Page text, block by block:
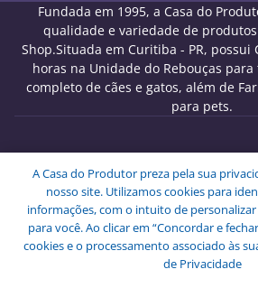
Fundada em 1995, a Casa do
qualidade e variedade de
Shop.Situada em Curitiba - PR, possui
horas na Unidade do Rebouças
completo de cães e gatos, além de
para pets.
09.439.591/0001-
Endereço: Rua Engenheiros
Curitiba - PR - CEP:
Copyright © Melo Pet Shop
Todos os Direitos
A Casa do Produtor preza pela sua
nosso site. Utilizamos cookies para
informações, com o intuito de
para você. Ao clicar em “Concordar e
cookies e o processamento associado às
de Privacidade